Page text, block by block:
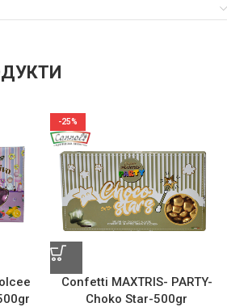
-25%
Confetti MAXTRIS- PARTY-
Choko Star-500gr